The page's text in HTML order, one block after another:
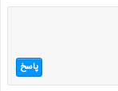
پاسخ